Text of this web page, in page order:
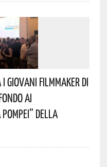
Giovani Filmmaker Di
Ai
Della